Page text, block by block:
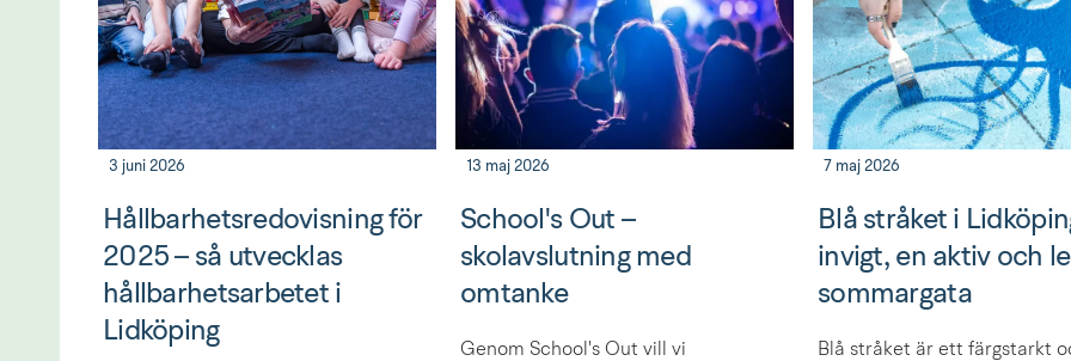
3 juni 2026
Hållbarhetsredovisning för
2025 – så utvecklas
hållbarhetsarbetet i
Lidköping
13 maj 2026
School's Out –
skolavslutning med
omtanke
Genom School's Out vill vi
7 maj 2026
Blå stråket i
invigt, en aktiv och
sommargata
Blå stråket är ett färgstarkt